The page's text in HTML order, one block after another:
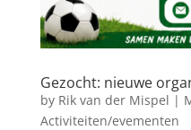
Gezocht: nieuwe
by Rik van der Mispel |
Activiteiten/evementen